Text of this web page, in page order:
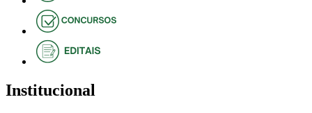
Institucional